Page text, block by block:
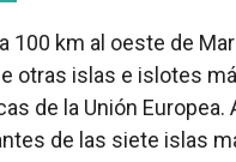
100 km al oeste de
otras islas e islotes
de la Unión
de las siete islas